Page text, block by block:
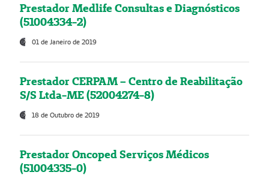
Prestador Medlife Consultas e Diagnósticos
(51004334-2)
01 de Janeiro de 2019
Prestador CERPAM – Centro de Reabilitação
S/S Ltda-ME (52004274-8)
18 de Outubro de 2019
Prestador Oncoped Serviços Médicos
(51004335-0)